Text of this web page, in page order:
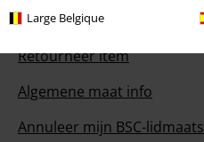
Large Belgique
Retourvoorwaarden
Retourneer item
Algemene maat info
Annuleer mijn BSC-